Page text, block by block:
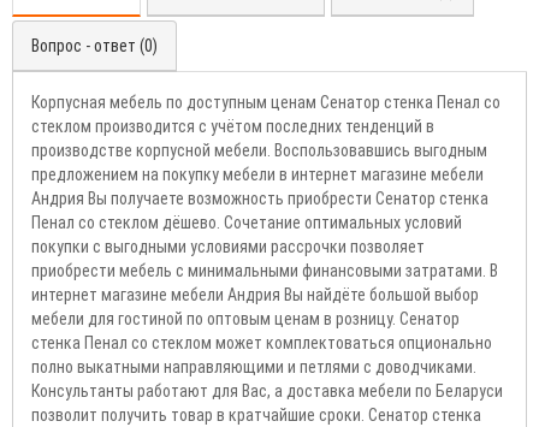
Вопрос - ответ (0)
Корпусная мебель по доступным ценам Сенатор стенка Пенал со
стеклом производится с учётом последних тенденций в
производстве корпусной мебели. Воспользовавшись выгодным
предложением на покупку мебели в интернет магазине мебели
Андрия Вы получаете возможность приобрести Сенатор стенка
Пенал со стеклом дёшево. Сочетание оптимальных условий
покупки с выгодными условиями рассрочки позволяет
приобрести мебель с минимальными финансовыми затратами. В
интернет магазине мебели Андрия Вы найдёте большой выбор
мебели для гостиной по оптовым ценам в розницу. Сенатор
стенка Пенал со стеклом может комплектоваться опционально
полно выкатными направляющими и петлями с доводчиками.
Консультанты работают для Вас, а доставка мебели по Беларуси
позволит получить товар в кратчайшие сроки. Сенатор стенка